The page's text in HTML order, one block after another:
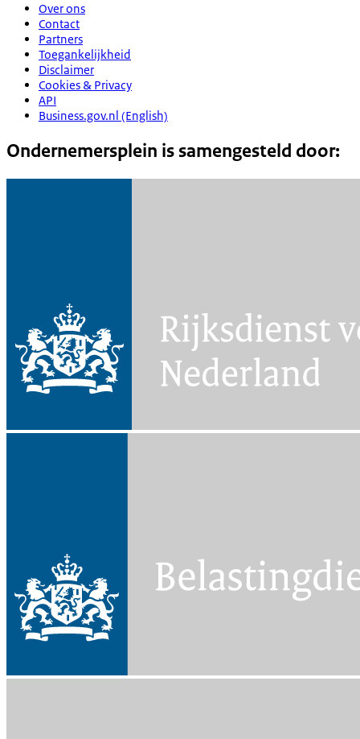
Over ons
Contact
Partners
Toegankelijkheid
Disclaimer
Cookies & Privacy
API
Business.gov.nl (English)
Ondernemersplein is samengesteld door: